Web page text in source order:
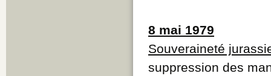
8 mai 1979
Souveraineté
suppression des